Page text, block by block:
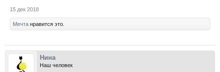
15 дек 2018
Мечта нравится это.
Нина
Наш человек